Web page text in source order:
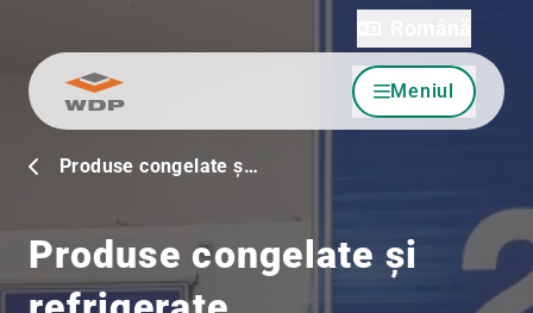
Sari la conținut Meniul
Produse congelate ș…
Produse congelate și